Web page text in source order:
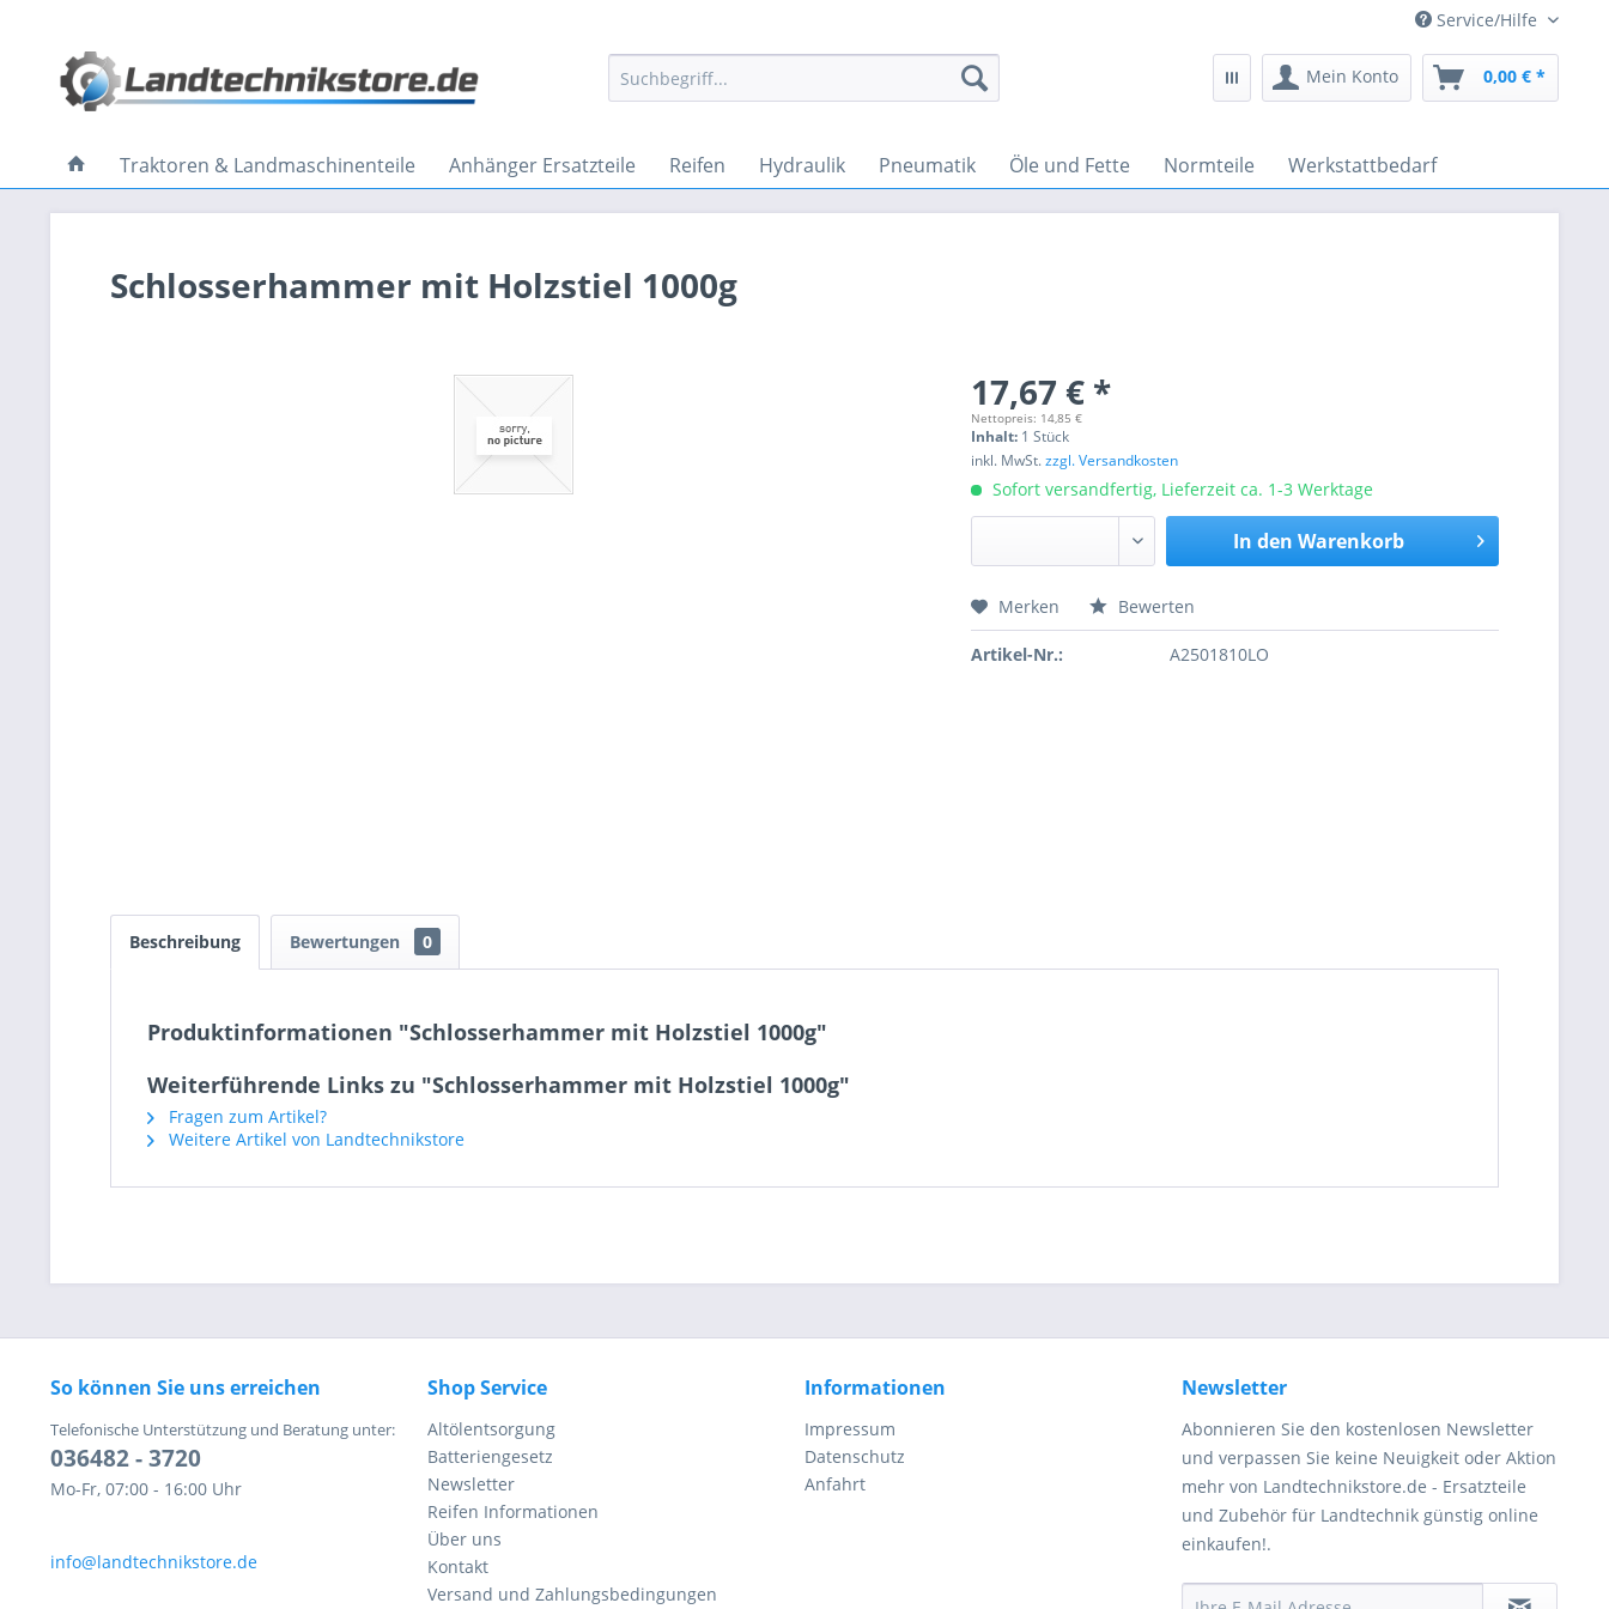
Service/Hilfe
Mein Konto 0,00 € *
Traktoren & Landmaschinenteile Anhänger Ersatzteile Reifen Hydraulik Pneumatik Öle und Fette Normteile Werkstattbedarf
Schlosserhammer mit Holzstiel 1000g
17,67 € *
Nettopreis: 14,85 €
Inhalt: 1 Stück
inkl. MwSt.zzgl. Versandkosten
Sofort versandfertig, Lieferzeit ca. 1-3 Werktage
In den Warenkorb
Preis anfragen
und stimme zu. *
Merken Bewerten
Artikel-Nr.: A2501810LO
Beschreibung Bewertungen 0
Produktinformationen "Schlosserhammer mit Holzstiel 1000g"
Weiterführende Links zu "Schlosserhammer mit Holzstiel 1000g"
Fragen zum Artikel?
Weitere Artikel von Landtechnikstore
So können Sie uns erreichen
Telefonische Unterstützung und Beratung unter:
036482 - 3720
Mo-Fr, 07:00 - 16:00 Uhr
info@landtechnikstore.de
Shop Service
Altölentsorgung
Batteriengesetz
Newsletter
Reifen Informationen
Über uns
Kontakt
Versand und Zahlungsbedingungen
Informationen
Impressum
Datenschutz
Anfahrt
Newsletter
Abonnieren Sie den kostenlosen Newsletter
und verpassen Sie keine Neuigkeit oder Aktion
mehr von Landtechnikstore.de - Ersatzteile
und Zubehör für Landtechnik günstig online
einkaufen!.